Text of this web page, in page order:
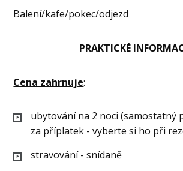
Balení/kafe/pokec/odjezd
PRAKTICKÉ
Cena zahrnuje:
ubytování na 2 noci (samostatný
za příplatek - vyberte si ho při
stravování - snídaně